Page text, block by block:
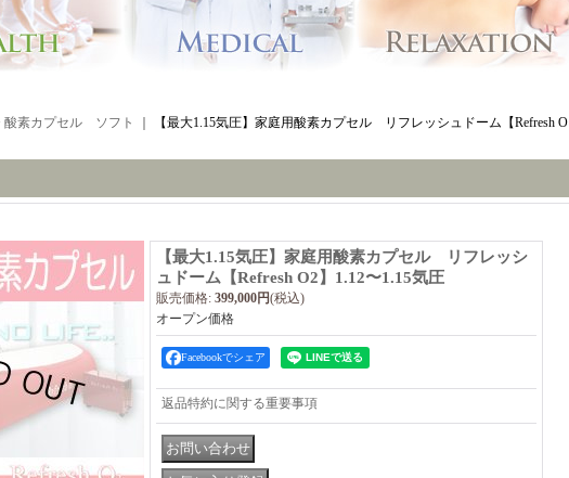
酸素カプセル ソフト
【最大1.15気圧】家庭用酸素カプセル リフレッシュドーム【Refresh O
【最大1.15気圧】家庭用酸素カプセル リフレッシ
ュドーム【Refresh O2】1.12〜1.15気圧
販売価格: 399,000円(税込)
オープン価格
Facebookでシェア
返品特約に関する重要事項